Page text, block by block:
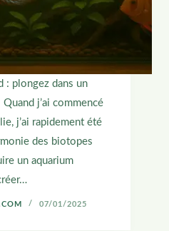
: plongez dans un
j’ai commencé
j’ai rapidement été
des biotopes
un aquarium
07/01/2025